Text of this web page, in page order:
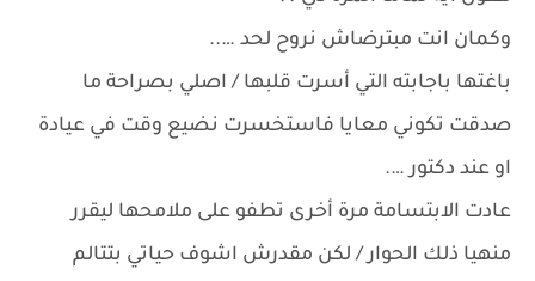
وكمان انت مبترضاش نروح لحد …..
باغتها باجابته التي أسرت قلبها / اصلي بصراحة ما
صدقت تكوني معايا فاستخسرت نضيع وقت في عيادة
او عند دكتور ….
عادت الابتسامة مرة أخرى تطفو على ملامحها ليقرر
منهيا ذلك الحوار / لكن مقدرش اشوف حياتي بتتالم